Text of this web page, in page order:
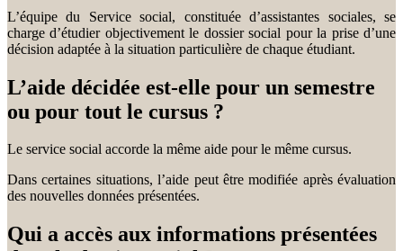
L’équipe du Service social, constituée d’assistantes sociales, se
charge d’étudier objectivement le dossier social pour la prise d’une
décision adaptée à la situation particulière de chaque étudiant.
L’aide décidée est-elle pour un semestre
ou pour tout le cursus ?
Le service social accorde la même aide pour le même cursus.
Dans certaines situations, l’aide peut être modifiée après évaluation
des nouvelles données présentées.
Qui a accès aux informations présentées